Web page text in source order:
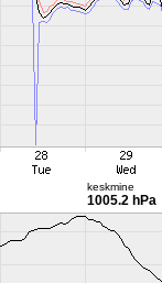
keskmine
1005.2 hPa